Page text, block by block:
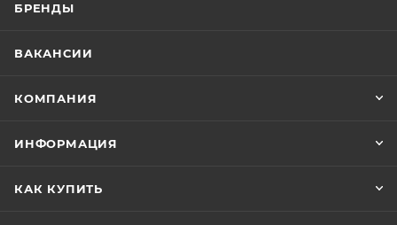
БРЕНДЫ
ВАКАНСИИ
КОМПАНИЯ
ИНФОРМАЦИЯ
КАК КУПИТЬ